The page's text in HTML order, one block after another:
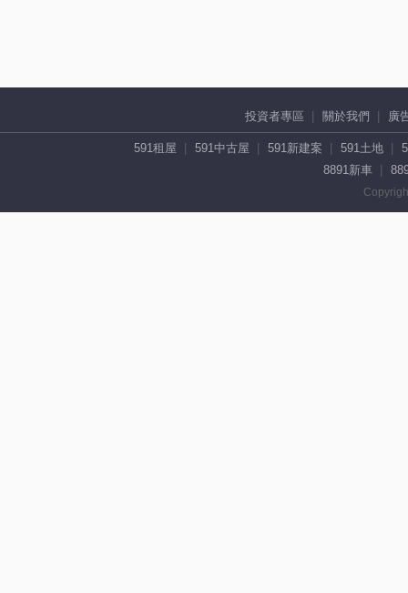
投資者專區 關於我們 廣
591租屋 591中古屋 591新建案 591土地
8891新車